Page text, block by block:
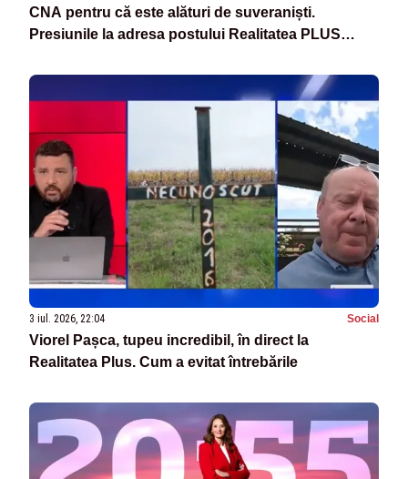
CNA pentru că este alături de suveraniști.
Presiunile la adresa postului Realitatea PLUS
3 iul. 2026, 22:04 Social
Viorel Pașca, tupeu incredibil, în direct la
Realitatea Plus. Cum a evitat întrebările